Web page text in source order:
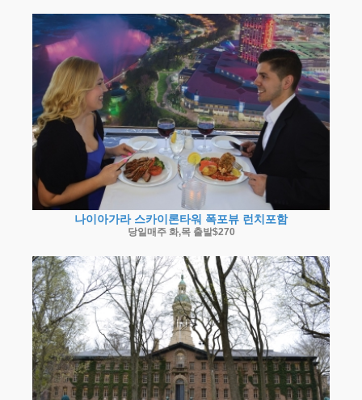
나이아가라 스카이론타워 폭포뷰 런치포함
당일매주 화,목 출발$270